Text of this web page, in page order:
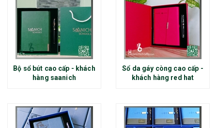
Bộ sổ bút cao cấp - khách
hàng saanich
Sổ da gáy còng cao cấp -
khách hàng red hat